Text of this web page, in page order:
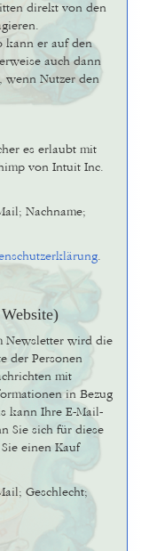
direkt von den
kann er auf den
auch dann
wenn Nutzer den
es erlaubt mit
von Intuit Inc.
Nachname;
.
Newsletter wird die
der Personen
mit
in Bezug
kann Ihre E-Mail-
Sie sich für diese
einen Kauf
Geschlecht;